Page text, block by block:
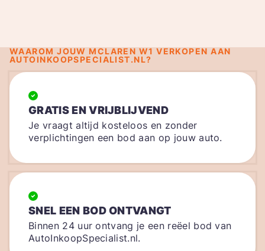
WAAROM JOUW MCLAREN W1 VERKOPEN AAN
AUTOINKOOPSPECIALIST.NL?
GRATIS EN VRIJBLIJVEND
Je vraagt altijd kosteloos en zonder
verplichtingen een bod aan op jouw auto.
SNEL EEN BOD ONTVANGT
Binnen 24 uur ontvang je een reëel bod van
AutoInkoopSpecialist.nl.